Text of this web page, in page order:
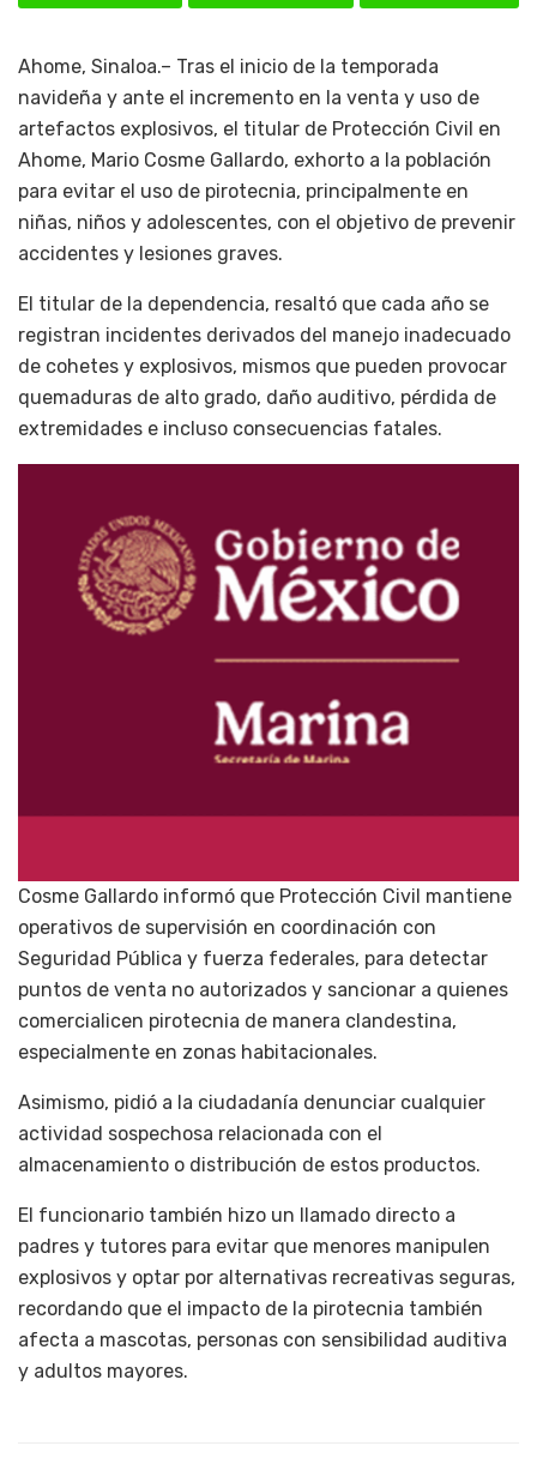
Ahome, Sinaloa.– Tras el inicio de la temporada
navideña y ante el incremento en la venta y uso de
artefactos explosivos, el titular de Protección Civil en
Ahome, Mario Cosme Gallardo, exhorto a la población
para evitar el uso de pirotecnia, principalmente en
niñas, niños y adolescentes, con el objetivo de prevenir
accidentes y lesiones graves.
El titular de la dependencia, resaltó que cada año se
registran incidentes derivados del manejo inadecuado
de cohetes y explosivos, mismos que pueden provocar
quemaduras de alto grado, daño auditivo, pérdida de
extremidades e incluso consecuencias fatales.
Cosme Gallardo informó que Protección Civil mantiene
operativos de supervisión en coordinación con
Seguridad Pública y fuerza federales, para detectar
puntos de venta no autorizados y sancionar a quienes
comercialicen pirotecnia de manera clandestina,
especialmente en zonas habitacionales.
Asimismo, pidió a la ciudadanía denunciar cualquier
actividad sospechosa relacionada con el
almacenamiento o distribución de estos productos.
El funcionario también hizo un llamado directo a
padres y tutores para evitar que menores manipulen
explosivos y optar por alternativas recreativas seguras,
recordando que el impacto de la pirotecnia también
afecta a mascotas, personas con sensibilidad auditiva
y adultos mayores.